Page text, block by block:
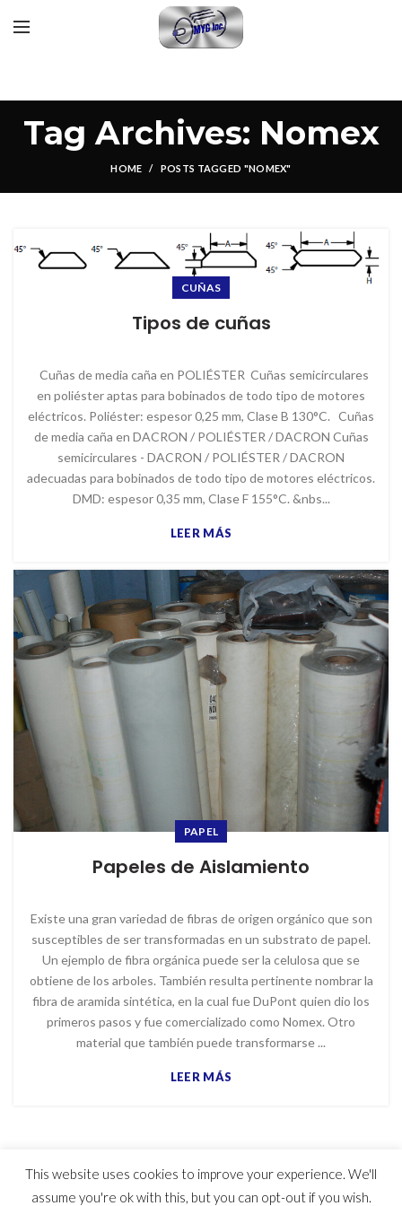
Tag Archives: Nomex
HOME POSTS TAGGED "NOMEX"
CUÑAS
Tipos de cuñas
Cuñas de media caña en POLIÉSTER Cuñas semicirculares
en poliéster aptas para bobinados de todo tipo de motores
eléctricos. Poliéster: espesor 0,25 mm, Clase B 130°C. Cuñas
de media caña en DACRON / POLIÉSTER / DACRON Cuñas
semicirculares - DACRON / POLIÉSTER / DACRON
adecuadas para bobinados de todo tipo de motores eléctricos.
DMD: espesor 0,35 mm, Clase F 155°C. &nbs...
LEER MÁS
PAPEL
Papeles de Aislamiento
Existe una gran variedad de fibras de origen orgánico que son
susceptibles de ser transformadas en un substrato de papel.
Un ejemplo de fibra orgánica puede ser la celulosa que se
obtiene de los arboles. También resulta pertinente nombrar la
fibra de aramida sintética, en la cual fue DuPont quien dio los
primeros pasos y fue comercializado como Nomex. Otro
material que también puede transformarse ...
LEER MÁS
© 2023 MYG Inc - Motores y Generadores
Usuarios hoy : 310
This website uses cookies to improve your experience. We'll
assume you're ok with this, but you can opt-out if you wish.